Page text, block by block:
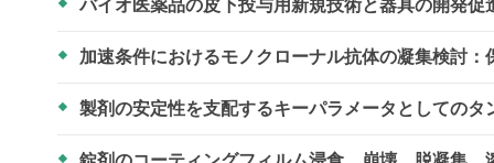
バイオ医薬品の皮下投与用新規技術と器具の開発促
加速条件におけるモノクローナル抗体の凝集検討
製剤の安定性を支配するキーパラメータとしての